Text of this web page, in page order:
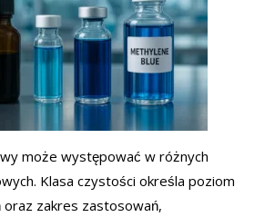
może występować w różnych
Klasa czystości określa poziom
oraz zakres zastosowań,